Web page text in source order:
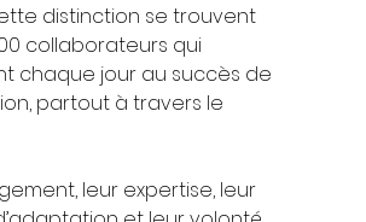
distinction se trouvent
collaborateurs qui
chaque jour au succès de
partout à travers le
leur expertise, leur